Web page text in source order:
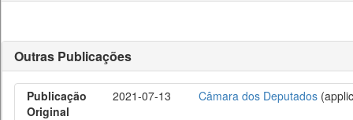
Outras Publicações
Publicação
Original
2021-07-13 Câmara dos Deputados